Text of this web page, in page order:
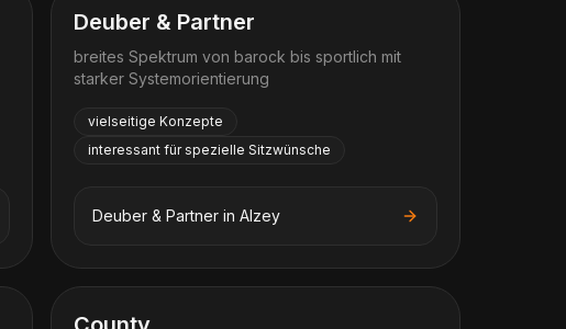
Deuber & Partner
breites Spektrum von barock bis sportlich mit
starker Systemorientierung
vielseitige Konzepte
interessant für spezielle Sitzwünsche
Deuber & Partnerin Alzey